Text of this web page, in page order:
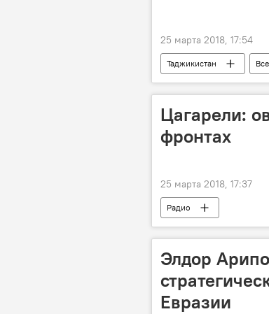
25 марта 2018, 17:54
Таджикистан
Цагарели:
фронтах
25 марта 2018, 17:37
Радио
Элдор
Евразии